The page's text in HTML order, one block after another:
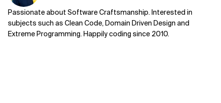
Passionate about Software Craftsmanship. Interested in
subjects such as Clean Code, Domain Driven Design and
Extreme Programming. Happily coding since 2010.